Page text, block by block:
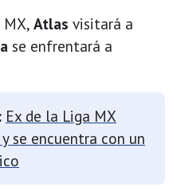
Atlas visitará a
se enfrentará a
Ex de la Liga MX
se encuentra con un